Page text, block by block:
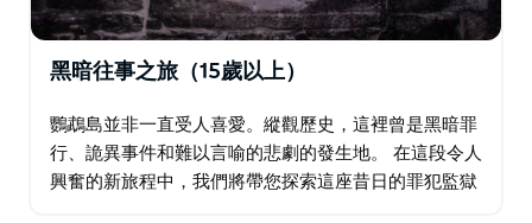
黑暗往事之旅（15歲以上）
鸚鵡島並非一直受人喜愛。縱觀歷史，這裡曾是黑暗罪
行、詭異事件和難以言喻的悲劇的發生地。 在這段令人
興奮的新旅程中，我們將帶您探索這座昔日的罪犯監獄